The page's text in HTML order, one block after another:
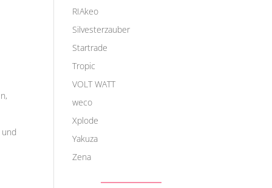
RIAkeo
Silvesterzauber
Startrade
Tropic
VOLT WATT
weco
Xplode
Yakuza
Zena